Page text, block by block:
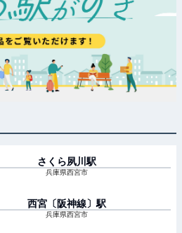
さくら夙川 駅
兵庫県西宮市
西宮〔阪神線〕 駅
兵庫県西宮市